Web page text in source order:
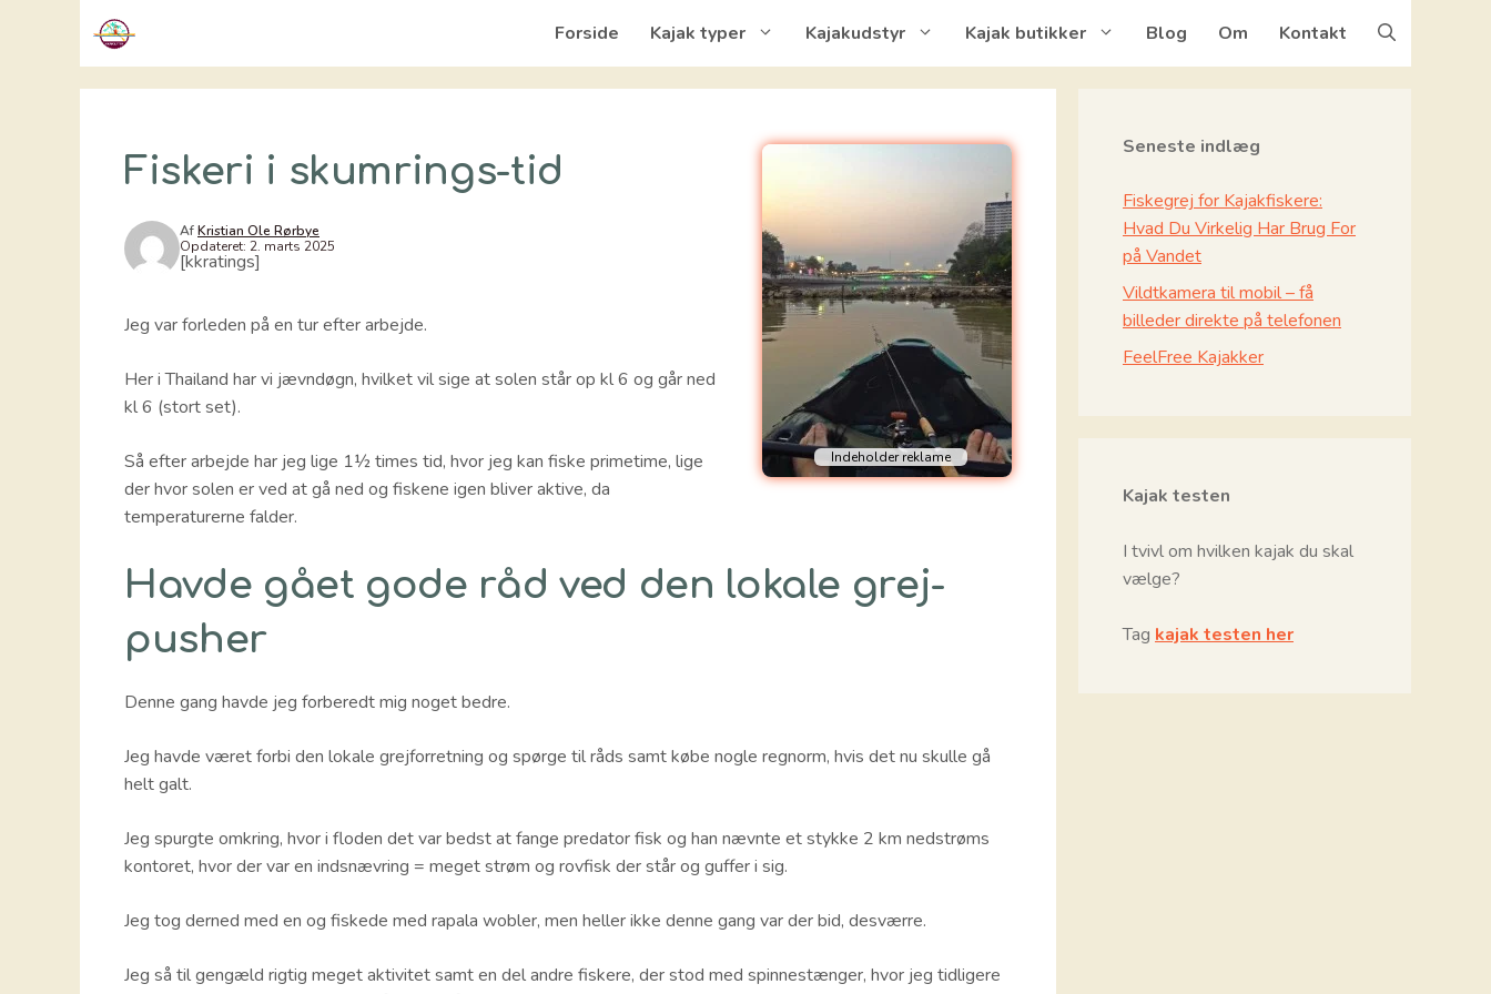
Forside Kajak typer Kajakudstyr Kajak butikker Blog Om Kontakt
Fiskeri i skumrings-tid
AfKristian Ole Rørbye
Opdateret: 2. marts 2025
[kkratings]
Jeg var forleden på en tur efter arbejde.
Her i Thailand har vi jævndøgn, hvilket vil sige at solen står op kl 6 og går ned
kl 6 (stort set).
Så efter arbejde har jeg lige 1½ times tid, hvor jeg kan fiske primetime, lige
der hvor solen er ved at gå ned og fiskene igen bliver aktive, da
temperaturerne falder.
Havde gået gode råd ved den lokale grej-
pusher
Denne gang havde jeg forberedt mig noget bedre.
Jeg havde været forbi den lokale grejforretning og spørge til råds samt købe nogle regnorm, hvis det nu skulle gå
helt galt.
Jeg spurgte omkring, hvor i floden det var bedst at fange predator fisk og han nævnte et stykke 2 km nedstrøms
kontoret, hvor der var en indsnævring = meget strøm og rovfisk der står og guffer i sig.
Jeg tog derned med en og fiskede med rapala wobler, men heller ikke denne gang var der bid, desværre.
Jeg så til gengæld rigtig meget aktivitet samt en del andre fiskere, der stod med spinnestænger, hvor jeg tidligere
Seneste indlæg
Fiskegrej for Kajakfiskere:
Hvad Du Virkelig Har Brug For
på Vandet
Vildtkamera til mobil – få
billeder direkte på telefonen
FeelFree Kajakker
Kajak testen
I tvivl om hvilken kajak du skal
vælge?
Tag kajak testen her